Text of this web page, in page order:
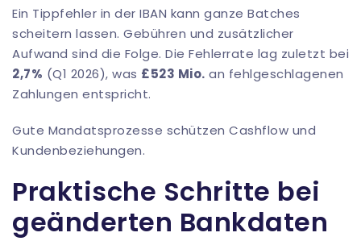
Ein Tippfehler in der IBAN kann ganze Batches
scheitern lassen. Gebühren und zusätzlicher
Aufwand sind die Folge. Die Fehlerrate lag zuletzt bei
2,7% (Q1 2026), was £523 Mio. an fehlgeschlagenen
Zahlungen entspricht.
Gute Mandatsprozesse schützen Cashflow und
Kundenbeziehungen.
Praktische Schritte bei
geänderten Bankdaten